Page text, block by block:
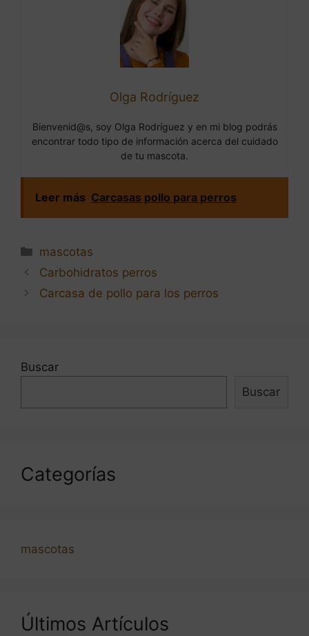
Olga Rodríguez
Bienvenid@s, soy Olga Rodríguez y en mi blog podrás
encontrar todo tipo de información acerca del cuidado
de tu mascota.
Leer más Carcasas pollo para perros
Categorías
mascotas
Navegación
de
Carbohidratos perros
Carcasa de pollo para los perros
Buscar
Buscar
Categorías
mascotas
Últimos Artículos